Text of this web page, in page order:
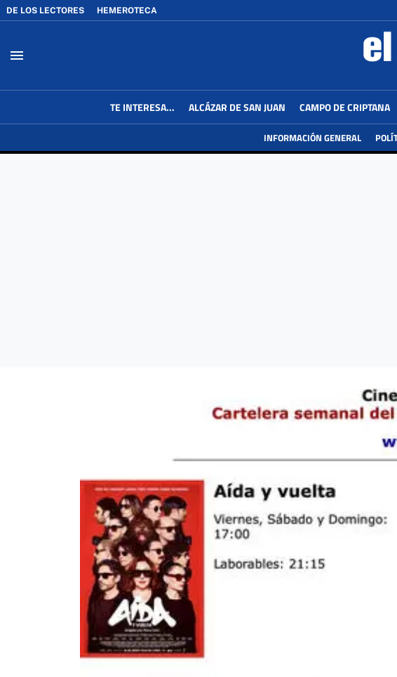
DE LOS LECTORES HEMEROTECA
menu
TE INTERESA... ALCÁZAR DE SAN JUAN CAMPO DE CRIPTANA
INFORMACIÓN GENERAL